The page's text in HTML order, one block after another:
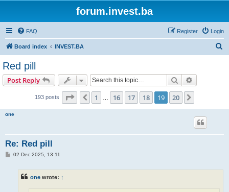
forum.invest.ba
FAQ Login
Register
Board index INVEST.BA
Red pill
Post Reply Search
193 posts Page 19 of 20
Previous
1 16 17 18 19 20
one
Re: Red pill
P02 Dec 2025, 13:11
one wrote: ↑